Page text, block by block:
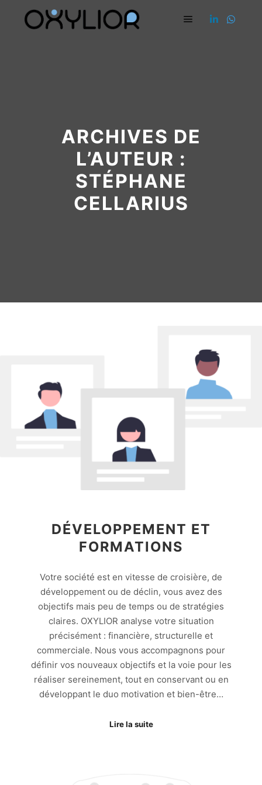
ARCHIVES DE
L’AUTEUR :
STÉPHANE
CELLARIUS
DÉVELOPPEMENT ET
FORMATIONS
Votre société est en vitesse de croisière, de
développement ou de déclin, vous avez des
objectifs mais peu de temps ou de stratégies
claires. OXYLIOR analyse votre situation
précisément : financière, structurelle et
commerciale. Nous vous accompagnons pour
définir vos nouveaux objectifs et la voie pour les
réaliser sereinement, tout en conservant ou en
développant le duo motivation et bien-être…
Lire la suite